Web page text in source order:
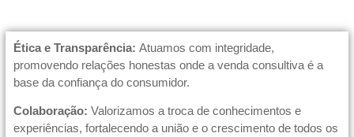
Ética e Transparência: Atuamos com integridade,
promovendo relações honestas onde a venda consultiva é a
base da confiança do consumidor.
Colaboração: Valorizamos a troca de conhecimentos e
experiências, fortalecendo a união e o crescimento de todos os